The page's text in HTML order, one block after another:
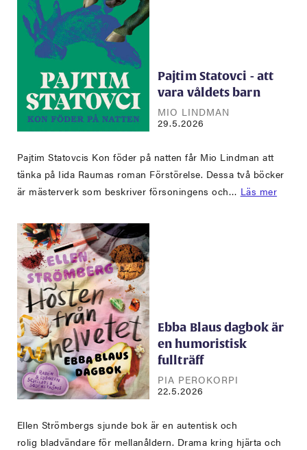
Pajtim Statovci - att
vara våldets barn
MIO LINDMAN
29.5.2026
Pajtim Statovcis Kon föder på natten får Mio Lindman att
tänka på Iida Raumas roman Förstörelse. Dessa två böcker
är mästerverk som beskriver försoningens och… Läs mer
Ebba Blaus dagbok är
en humoristisk
fullträff
PIA PEROKORPI
22.5.2026
Ellen Strömbergs sjunde bok är en autentisk och
rolig bladvändare för mellanåldern. Drama kring hjärta och